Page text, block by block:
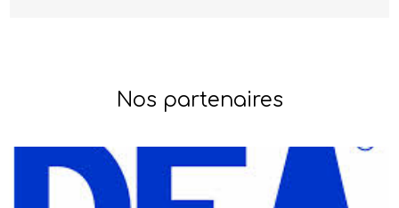
Nos partenaires